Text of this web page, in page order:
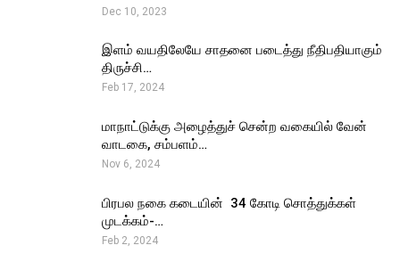
Dec 10, 2023
இளம் வயதிலேயே சாதனை படைத்து நீதிபதியாகும்
திருச்சி…
Feb 17, 2024
மாநாட்டுக்கு அழைத்துச் சென்ற வகையில் வேன்
வாடகை, சம்பளம்…
Nov 6, 2024
பிரபல நகை கடையின் ₹ 34 கோடி சொத்துக்கள்
முடக்கம்-…
Feb 2, 2024